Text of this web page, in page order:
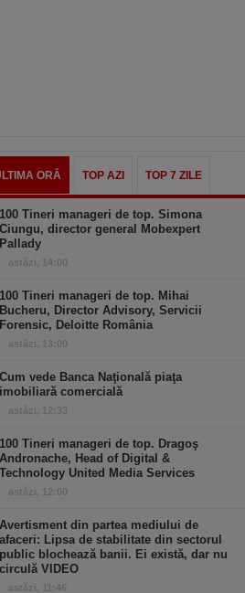
ORĂ TOP AZI TOP 7 ZILE
100 Tineri manageri de top. Simona
Ciungu, director general Mobexpert
Pallady
astăzi, 14:00
100 Tineri manageri de top. Mihai
Bucheru, Director Advisory, Servicii
Forensic, Deloitte România
astăzi, 13:00
Cum vede Banca Naţională piaţa
imobiliară comercială
astăzi, 12:33
100 Tineri manageri de top. Dragoş
Andronache, Head of Digital &
Technology United Media Services
astăzi, 12:00
Avertisment din partea mediului de
afaceri: Lipsa de stabilitate din sectorul
public blochează banii. Ei există, dar nu
circulă VIDEO
astăzi, 11:46